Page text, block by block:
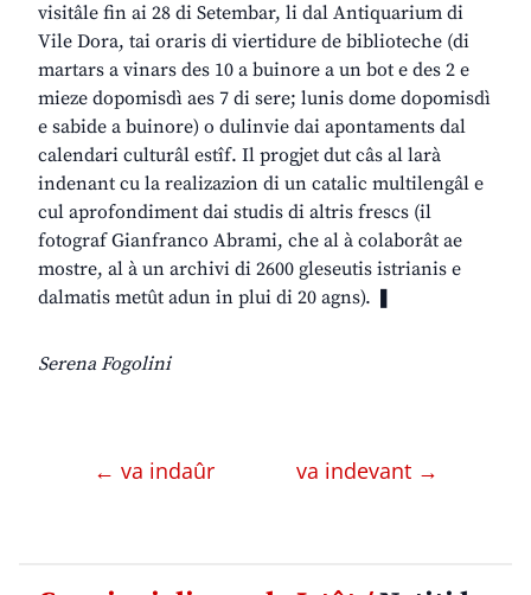
visitâle fin ai 28 di Setembar, li dal Antiquarium di
Vile Dora, tai oraris di viertidure de biblioteche (di
martars a vinars des 10 a buinore a un bot e des 2 e
mieze dopomisdì aes 7 di sere; lunis dome dopomisdì
e sabide a buinore) o dulinvie dai apontaments dal
calendari culturâl estîf. Il progjet dut câs al larà
indenant cu la realizazion di un catalic multilengâl e
cul aprofondiment dai studis di altris frescs (il
fotograf Gianfranco Abrami, che al à colaborât ae
mostre, al à un archivi di 2600 gleseutis istrianis e
dalmatis metût adun in plui di 20 agns). ❚
Serena Fogolini
← va indaûr va indevant →